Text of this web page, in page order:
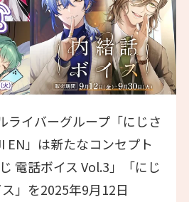
ライバーグループ「にじさ
EN」は新たなコンセプト
電話ボイス Vol.3」「にじ
」を2025年9月12日